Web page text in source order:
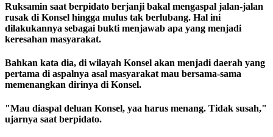
Ruksamin saat berpidato berjanji bakal mengaspal jalan-jalan
rusak di Konsel hingga mulus tak berlubang. Hal ini
dilakukannya sebagai bukti menjawab apa yang menjadi
keresahan masyarakat.
Bahkan kata dia, di wilayah Konsel akan menjadi daerah yang
pertama di aspalnya asal masyarakat mau bersama-sama
memenangkan dirinya di Konsel.
"Mau diaspal deluan Konsel, yaa harus menang. Tidak susah,"
ujarnya saat berpidato.